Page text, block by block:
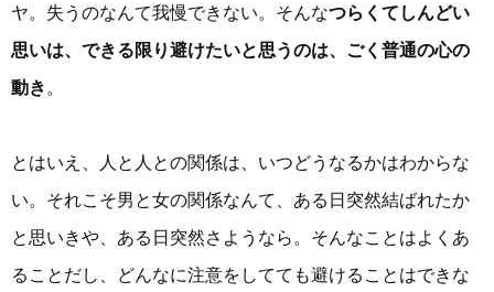
ヤ。失うのなんて我慢できない。そんなつらくてしんどい
思いは、できる限り避けたいと思うのは、ごく普通の心の
動き 。
とはいえ、人と人との関係は、いつどうなるかはわからな
い。それこそ男と女の関係なんて、ある日突然結ばれたか
と思いきや、ある日突然さようなら。そんなことはよくあ
ることだし、どんなに注意をしてても避けることはできな